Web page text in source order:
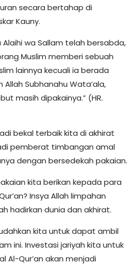
secara bertahap di
Kauny.
Alaihi wa Sallam telah bersabda,
Muslim memberi sebuah
lainnya kecuali ia berada
Subhanahu Wata’ala,
masih dipakainya.” (HR.
bekal terbaik kita di akhirat
pemberat timbangan amal
dengan bersedekah pakaian.
kita berikan kepada para
Insya Allah limpahan
hadirkan dunia dan akhirat.
kita untuk dapat ambil
ini. Investasi jariyah kita untuk
Al-Qur’an akan menjadi